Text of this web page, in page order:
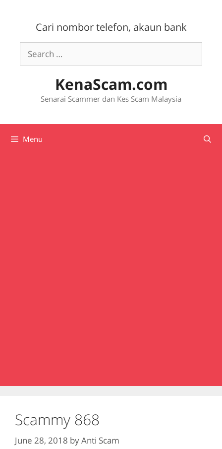
Cari nombor telefon, akaun bank
Search
for:
KenaScam.com
Senarai Scammer dan Kes Scam Malaysia
Menu
Scammy 868
June 28, 2018 byAnti Scam